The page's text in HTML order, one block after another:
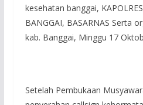
kesehatan banggai,
BANGGAI, BASARNAS Serta
kab. Banggai, Minggu 17
Setelah Pembukaan